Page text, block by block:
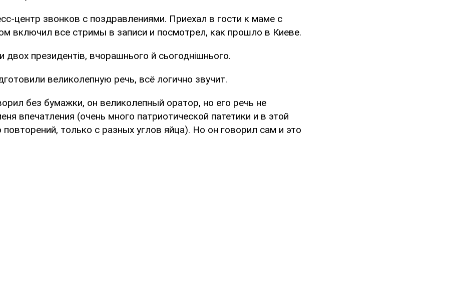
центр звонков с поздравлениями. Приехал в гости к маме с
включил все стримы в записи и посмотрел, как прошло в Киеве.
двох президентів, вчорашнього й сьогоднішнього.
великолепную речь, всё логично звучит.
без бумажки, он великолепный оратор, но его речь не
впечатления (очень много патриотической патетики и в этой
повторений, только с разных углов яйца). Но он говорил сам и это